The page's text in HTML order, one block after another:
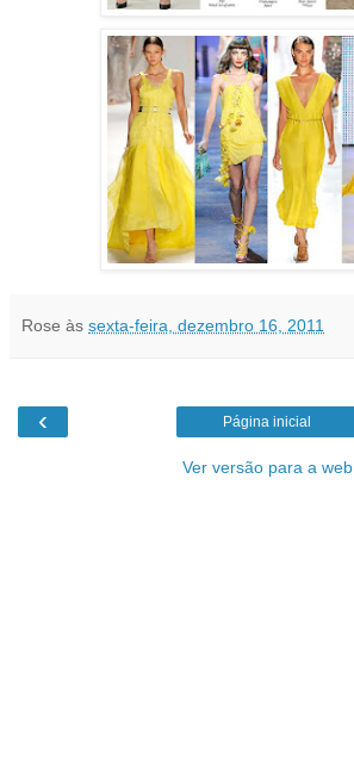
Rose às sexta-feira, dezembro 16, 2011
‹ Página inicial
Ver versão para a web